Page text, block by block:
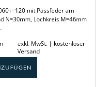
i=120 mit Passfeder am
N=30mm, Lochkreis M=46mm
exkl. MwSt. | kostenloser
Versand